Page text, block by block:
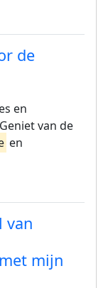
de
en
van de
en
van
mijn